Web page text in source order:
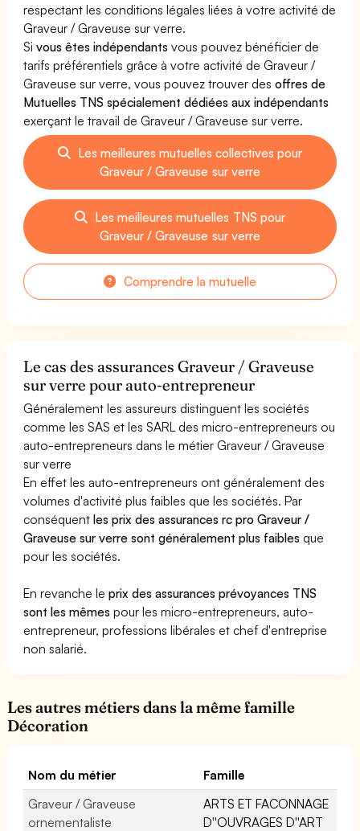
respectant les conditions légales liées à votre activité de
Graveur / Graveuse sur verre.
Sivous êtes indépendants vous pouvez bénéficier de
tarifs préférentiels grâce à votre activité de Graveur /
Graveuse sur verre, vous pouvez trouver desoffres de
Mutuelles TNS spécialement dédiées aux indépendants
exerçant le travail de Graveur / Graveuse sur verre.
Les meilleures mutuelles collectives pour
Graveur / Graveuse sur verre
Les meilleures mutuelles TNS pour
Graveur / Graveuse sur verre
Comprendre la mutuelle
Le cas des assurances Graveur / Graveuse
sur verre pour auto-entrepreneur
Généralement les assureurs distinguent les sociétés
comme les SAS et les SARL des micro-entrepreneurs ou
auto-entrepreneurs dans le métier Graveur / Graveuse
sur verre
En effet les auto-entrepreneurs ont généralement des
volumes d'activité plus faibles que les sociétés. Par
conséquentles prix des assurances rc pro Graveur /
Graveuse sur verre sont généralement plus faibles que
pour les sociétés.
En revanche leprix des assurances prévoyances TNS
sont les mêmes pour les micro-entrepreneurs, auto-
entrepreneur, professions libérales et chef d'entreprise
non salarié.
Les autres métiers dans la même famille
Décoration
Nom du métier
Famille
Graveur / Graveuse
ornementaliste
ARTS ET FACONNAGE
D''OUVRAGES D''ART